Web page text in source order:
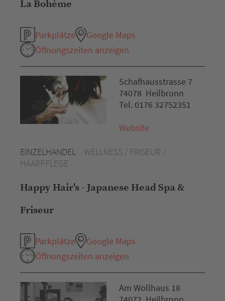
La Bohème
Parkplätze
Google Maps
Öffnungszeiten anzeigen
EINZELHANDEL
WELLNESS / FRISEUR /
HAARPFLEGE
Happy Hair's - Japanese Head Spa &
Friseur
Parkplätze
Google Maps
Öffnungszeiten anzeigen
Schafhausstrasse 7
74078 Heilbronn
Tel. 0176 32752351
Website
Am Wollhaus 18